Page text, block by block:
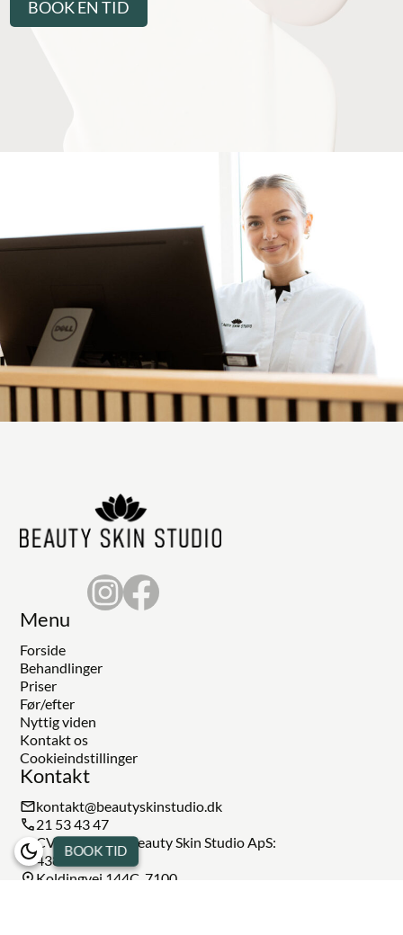
BOOK TID
BOOK EN TID
Menu
Forside
Behandlinger
Priser
Før/efter
Nyttig viden
Kontakt os
Cookieindstillinger
Kontakt
kontakt@beautyskinstudio.dk
21 53 43 47
CVR-nummer: Beauty Skin Studio ApS:
43852760
Koldingvej 144C, 7100